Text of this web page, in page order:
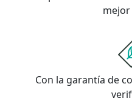
Con la garantía de